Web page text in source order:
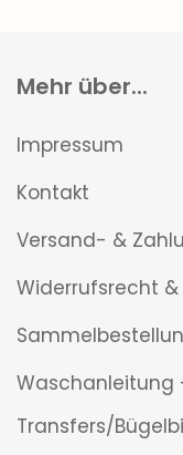
Mehr über...
Impressum
Kontakt
Versand- &
Widerrufsrecht
Waschanleitung
Transfers/